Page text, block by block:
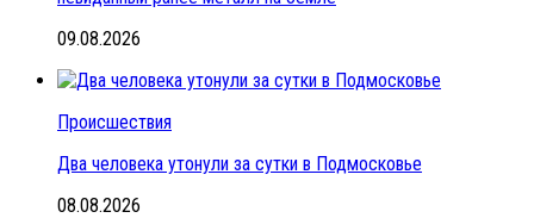
09.08.2026
Происшествия
Два человека утонули за сутки в Подмосковье
08.08.2026